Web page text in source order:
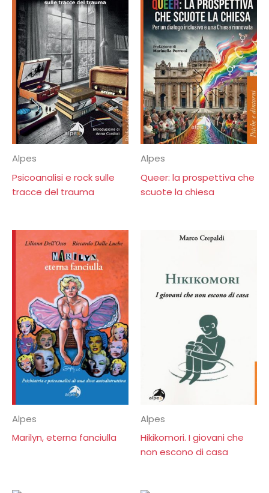
Alpes
Psicoanalisi e rock sulle
tracce del trauma
Alpes
Queer: la prospettiva che
scuote la chiesa
Alpes
Marilyn, eterna fanciulla
Alpes
Hikikomori. I giovani che
non escono di casa